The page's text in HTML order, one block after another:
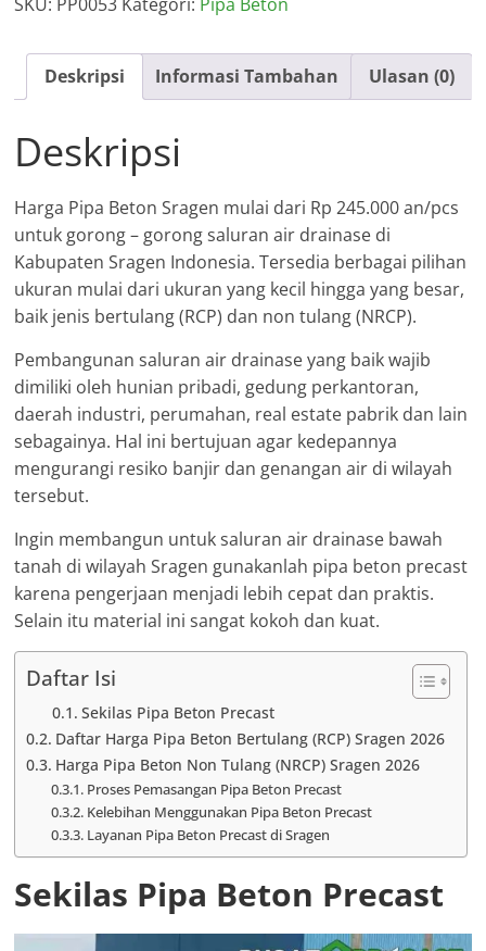
Beton
Deskripsi Informasi Tambahan Ulasan (0)
Deskripsi
Harga Pipa Beton Sragen mulai dari Rp 245.000 an/pcs
untuk gorong – gorong saluran air drainase di
Kabupaten Sragen Indonesia. Tersedia berbagai pilihan
ukuran mulai dari ukuran yang kecil hingga yang besar,
baik jenis bertulang (RCP) dan non tulang (NRCP).
Pembangunan saluran air drainase yang baik wajib
dimiliki oleh hunian pribadi, gedung perkantoran,
daerah industri, perumahan, real estate pabrik dan lain
sebagainya. Hal ini bertujuan agar kedepannya
mengurangi resiko banjir dan genangan air di wilayah
tersebut.
Ingin membangun untuk saluran air drainase bawah
tanah di wilayah Sragen gunakanlah pipa beton precast
karena pengerjaan menjadi lebih cepat dan praktis.
Selain itu material ini sangat kokoh dan kuat.
Daftar Isi
Sekilas Pipa Beton Precast
Daftar Harga Pipa Beton Bertulang (RCP) Sragen 2026
Harga Pipa Beton Non Tulang (NRCP) Sragen 2026
Proses Pemasangan Pipa Beton Precast
Kelebihan Menggunakan Pipa Beton Precast
Layanan Pipa Beton Precast di Sragen
Sekilas Pipa Beton Precast